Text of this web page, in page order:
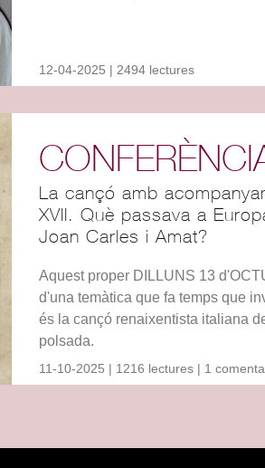
12-04-2025 | 2494 lectures
La cançó amb
XVII. Què passava a
Joan Carles i Amat?
Aquest proper DILLUNS 13
d'una temàtica que fa temps que
és la cançó renaixentista italiana
polsada.
11-10-2025 | 1216 lectures | 1